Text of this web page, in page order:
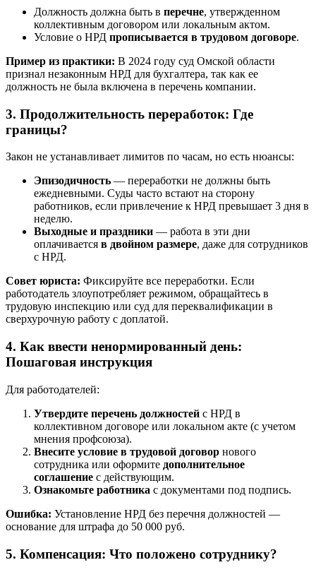
Должность должна быть в перечне, утвержденном
коллективным договором или локальным актом.
Условие о НРД прописывается в трудовом договоре.
Пример из практики: В 2024 году суд Омской области
признал незаконным НРД для бухгалтера, так как ее
должность не была включена в перечень компании.
3. Продолжительность переработок: Где
границы?
Закон не устанавливает лимитов по часам, но есть нюансы:
Эпизодичность — переработки не должны быть
ежедневными. Суды часто встают на сторону
работников, если привлечение к НРД превышает 3 дня в
неделю.
Выходные и праздники — работа в эти дни
оплачивается в двойном размере, даже для сотрудников
с НРД.
Совет юриста: Фиксируйте все переработки. Если
работодатель злоупотребляет режимом, обращайтесь в
трудовую инспекцию или суд для переквалификации в
сверхурочную работу с доплатой.
4. Как ввести ненормированный день:
Пошаговая инструкция
Для работодателей:
Утвердите перечень должностей с НРД в
коллективном договоре или локальном акте (с учетом
мнения профсоюза).
Внесите условие в трудовой договор нового
сотрудника или оформите дополнительное
соглашение с действующим.
Ознакомьте работника с документами под подпись.
Ошибка: Установление НРД без перечня должностей —
основание для штрафа до 50 000 руб.
5. Компенсация: Что положено сотруднику?